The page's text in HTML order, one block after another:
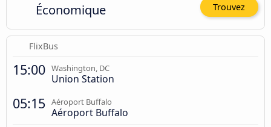
Économique Trouvez
FlixBus
15:00 Washington, DC
Union Station
05:15 Aéroport Buffalo
Aéroport Buffalo